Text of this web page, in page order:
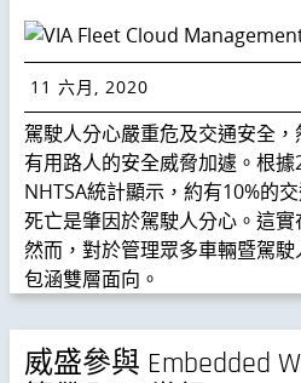
11 六月, 2020
駕駛人分心嚴重危及交通安全
有用路人的安全威脅加遽。根
NHTSA統計顯示，約有10%的
死亡是肇因於駕駛人分心。這實
然而，對於管理眾多車輛暨駕
包涵雙層面向。
威盛參與 Embedded